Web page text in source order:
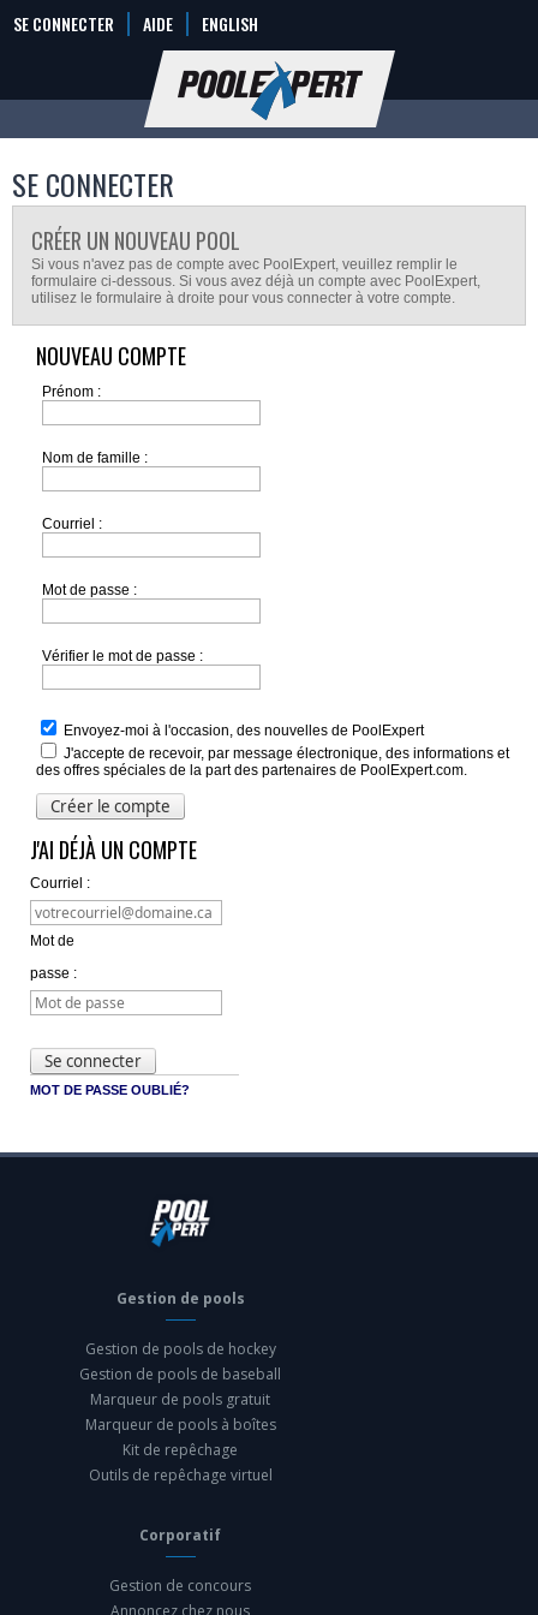
SE CONNECTER AIDE ENGLISH
SE CONNECTER
CRÉER UN NOUVEAU POOL
Si vous n'avez pas de compte avec PoolExpert, veuillez remplir le
formulaire ci-dessous. Si vous avez déjà un compte avec PoolExpert,
utilisez le formulaire à droite pour vous connecter à votre compte.
NOUVEAU COMPTE
Prénom :
Nom de famille :
Courriel :
Mot de passe :
Vérifier le mot de passe :
Envoyez-moi à l'occasion, des nouvelles de PoolExpert
J'accepte de recevoir, par message électronique, des informations et
des offres spéciales de la part des partenaires de PoolExpert.com.
J'AI DÉJÀ UN COMPTE
Courriel :
Mot de
passe :
MOT DE PASSE OUBLIÉ?
Gestion de pools
Gestion de pools de hockey
Gestion de pools de baseball
Marqueur de pools gratuit
Marqueur de pools à boîtes
Kit de repêchage
Outils de repêchage virtuel
Corporatif
Gestion de concours
Annoncez chez nous